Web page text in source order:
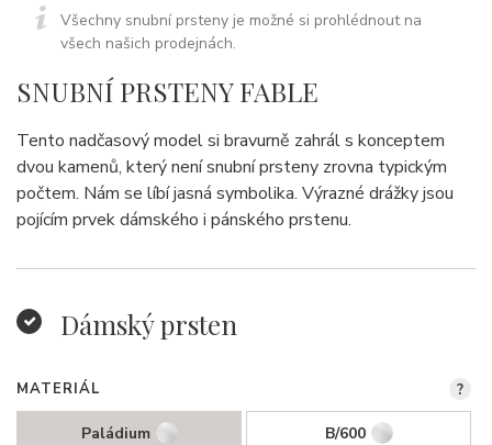
Všechny snubní prsteny je možné si prohlédnout na
všech našich prodejnách.
SNUBNÍ PRSTENY FABLE
Tento nadčasový model si bravurně zahrál s konceptem
dvou kamenů, který není snubní prsteny zrovna typickým
počtem. Nám se líbí jasná symbolika. Výrazné drážky jsou
pojícím prvek dámského i pánského prstenu.
Dámský prsten
MATERIÁL
Paládium B/600
?